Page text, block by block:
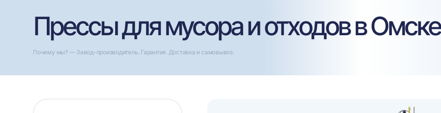
Прессы для мусора и отходов в Омске
Почему мы? — Завод-производитель. Гарантия. Доставка и самовывоз.